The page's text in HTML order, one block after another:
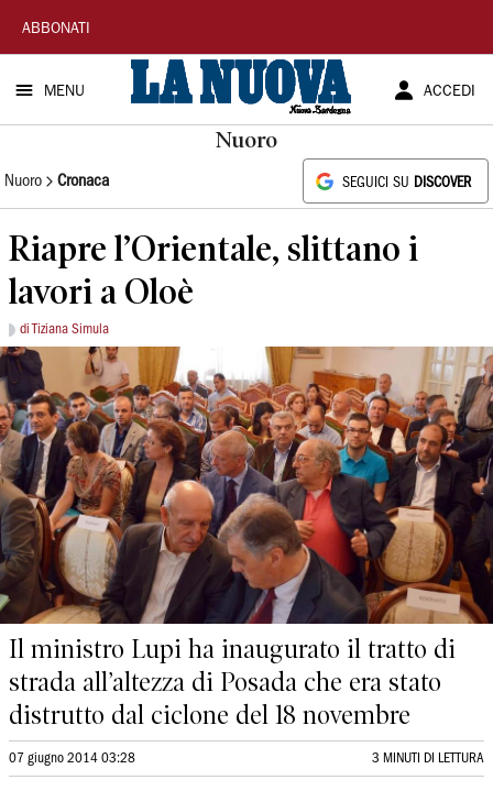
La
Nuova
Sardegna
ABBONATI
MENU ACCEDI
Nuoro
Nuoro Cronaca SEGUICI SU DISCOVER
Riapre l’Orientale, slittano i
lavori a Oloè
di Tiziana Simula
Il ministro Lupi ha inaugurato il tratto di
strada all’altezza di Posada che era stato
distrutto dal ciclone del 18 novembre
07 giugno 2014 03:28 3 MINUTI DI LETTURA